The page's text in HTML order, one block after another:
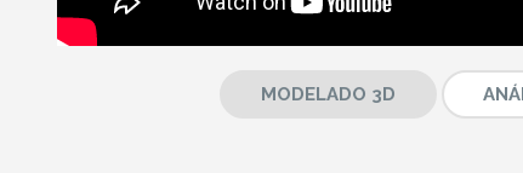
MODELADO 3D